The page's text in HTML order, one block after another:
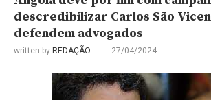
descredibilizar Carlos São
defendem advogados
written by REDAÇÃO 27/04/2024